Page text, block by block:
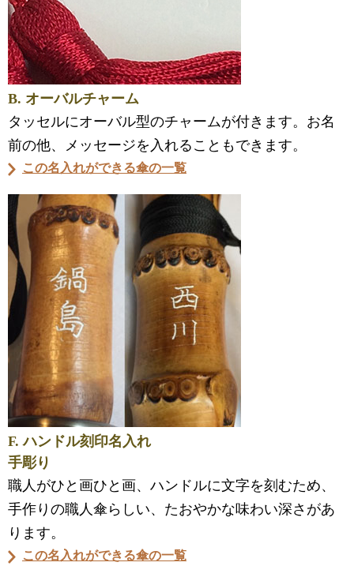
B. オーバルチャーム
タッセルにオーバル型のチャームが付きます。お名
前の他、メッセージを入れることもできます。
この名入れができる傘の一覧
F. ハンドル刻印名入れ
手彫り
職人がひと画ひと画、ハンドルに文字を刻むため、
手作りの職人傘らしい、たおやかな味わい深さがあ
ります。
この名入れができる傘の一覧